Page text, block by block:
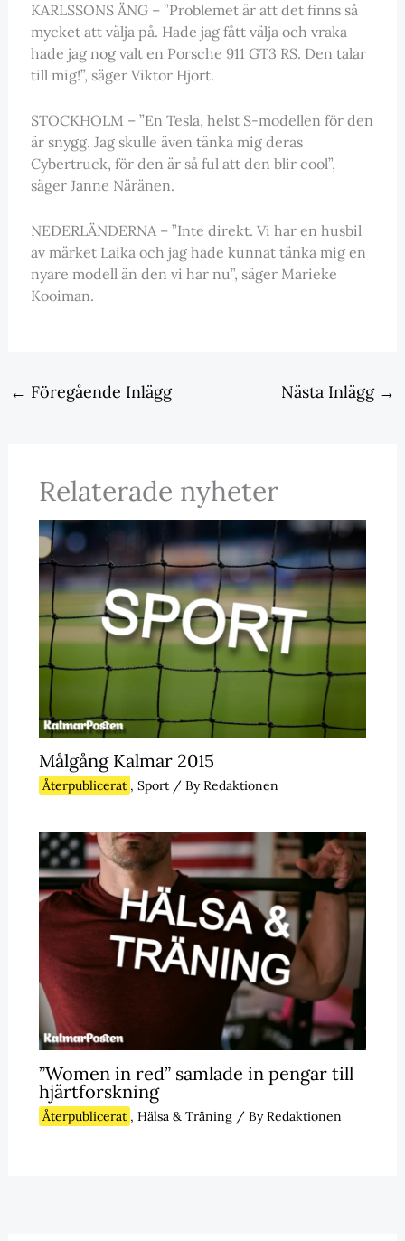
KARLSSONS ÄNG – ”Problemet är att det finns så
mycket att välja på. Hade jag fått välja och vraka
hade jag nog valt en Porsche 911 GT3 RS. Den talar
till mig!”, säger Viktor Hjort.
STOCKHOLM – ”En Tesla, helst S-modellen för den
är snygg. Jag skulle även tänka mig deras
Cybertruck, för den är så ful att den blir cool”,
säger Janne Näränen.
NEDERLÄNDERNA – ”Inte direkt. Vi har en husbil
av märket Laika och jag hade kunnat tänka mig en
nyare modell än den vi har nu”, säger Marieke
Kooiman.
← Föregående Inlägg Nästa Inlägg →
Relaterade nyheter
Målgång Kalmar 2015
Återpublicerat , Sport/ ByRedaktionen
”Women in red” samlade in pengar till
hjärtforskning
Återpublicerat , Hälsa & Träning/ ByRedaktionen